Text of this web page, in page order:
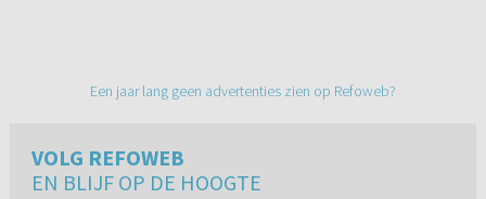
Een jaar lang geen advertenties zien op Refoweb?
VOLG REFOWEB
EN BLIJF OP DE HOOGTE